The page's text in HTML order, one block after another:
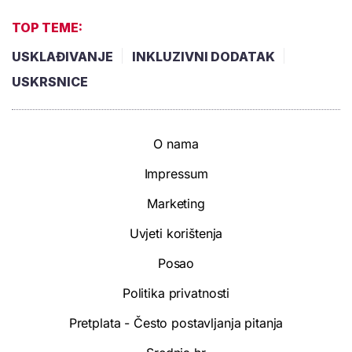
TOP TEME:
USKLAĐIVANJE
INKLUZIVNI DODATAK
USKRSNICE
O nama
Impressum
Marketing
Uvjeti korištenja
Posao
Politika privatnosti
Pretplata - Često postavljanja pitanja